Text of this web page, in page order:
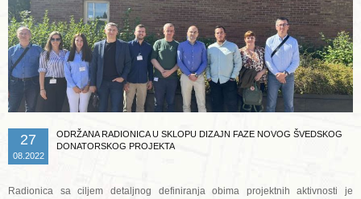
27
08.2022
ODRŽANA RADIONICA U SKLOPU DIZAJN FAZE NOVOG ŠVEDSKOG
DONATORSKOG PROJEKTA
Radionica sa ciljem detaljnog definiranja obima projektnih aktivnosti je